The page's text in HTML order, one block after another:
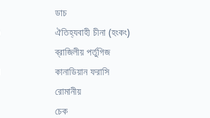
ডাচ
ঐতিহ্যবাহী চীনা (হংকং)
ব্রাজিলীয় পর্তুগিজ
কানাডিয়ান ফরাসি
রোমানীয়
চেক